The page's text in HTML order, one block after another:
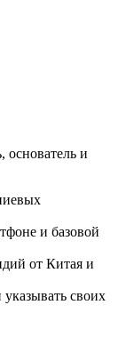
основатель и
и базовой
от Китая и
своих